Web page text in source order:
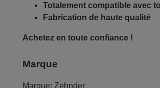
Totalement compatible avec
Fabrication de haute qualité
Achetez en toute confiance !
Marque
Marque: Zehnder